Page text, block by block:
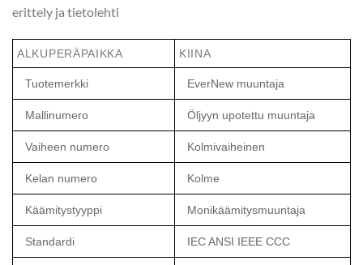
erittely ja tietolehti
ALKUPERÄPAIKKA KIINA
Tuotemerkki EverNew muuntaja
Mallinumero Öljyyn upotettu muuntaja
Vaiheen numero Kolmivaiheinen
Kelan numero Kolme
Käämitystyyppi Monikäämitysmuuntaja
Standardi IEC ANSI IEEE CCC